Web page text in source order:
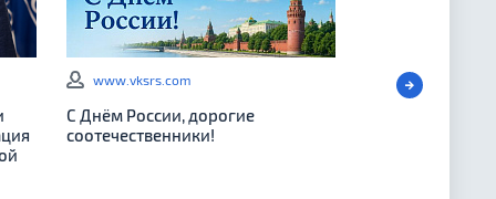
www.vksrs.com
С Днём России, дорогие
соотечественники!